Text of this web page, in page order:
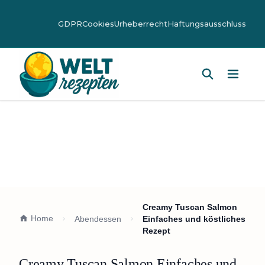
GDPRCookiesUrheberrechtHaftungsausschluss
Home Abendessen
Creamy Tuscan Salmon
Einfaches und köstliches
Rezept